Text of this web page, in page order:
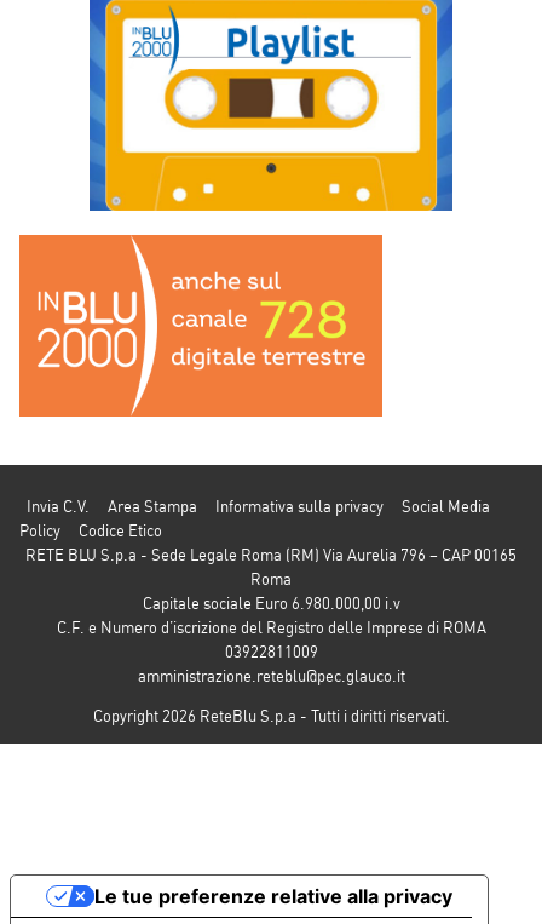
Invia C.V. Area Stampa Informativa sulla privacy
Social Media
Policy
Codice Etico
RETE BLU S.p.a - Sede Legale Roma (RM) Via Aurelia 796 – CAP 00165
Roma
Capitale sociale Euro 6.980.000,00 i.v
C.F. e Numero d’iscrizione del Registro delle Imprese di ROMA
03922811009
amministrazione.reteblu@pec.glauco.it
Copyright 2026 ReteBlu S.p.a - Tutti i diritti riservati.
Le tue preferenze relative alla privacy